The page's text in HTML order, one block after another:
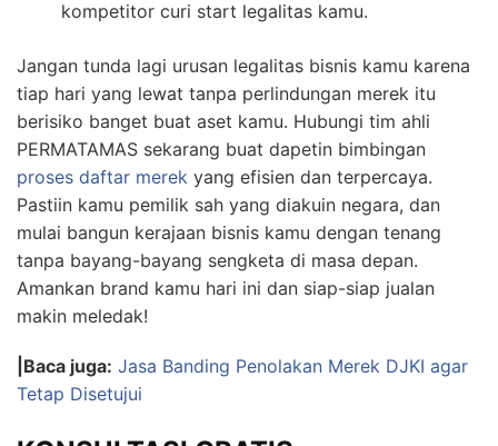
kompetitor curi start legalitas kamu.
Jangan tunda lagi urusan legalitas bisnis kamu karena
tiap hari yang lewat tanpa perlindungan merek itu
berisiko banget buat aset kamu. Hubungi tim ahli
PERMATAMAS sekarang buat dapetin bimbingan
proses daftar merek yang efisien dan terpercaya.
Pastiin kamu pemilik sah yang diakuin negara, dan
mulai bangun kerajaan bisnis kamu dengan tenang
tanpa bayang-bayang sengketa di masa depan.
Amankan brand kamu hari ini dan siap-siap jualan
makin meledak!
|Baca juga: Jasa Banding Penolakan Merek DJKI agar
Tetap Disetujui